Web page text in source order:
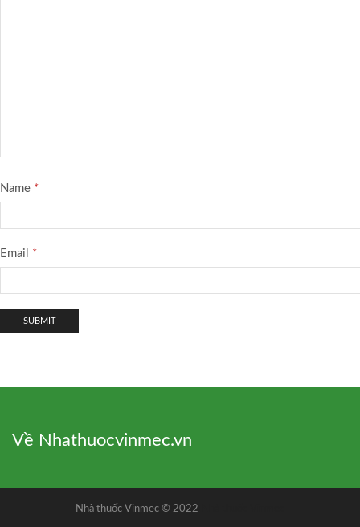
Name *
Email *
Về Nhathuocvinmec.vn
Nhà thuốc Vinmec © 2022